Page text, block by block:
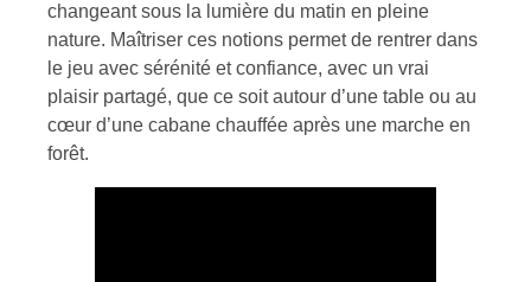
changeant sous la lumière du matin en pleine
nature. Maîtriser ces notions permet de rentrer dans
le jeu avec sérénité et confiance, avec un vrai
plaisir partagé, que ce soit autour d’une table ou au
cœur d’une cabane chauffée après une marche en
forêt.